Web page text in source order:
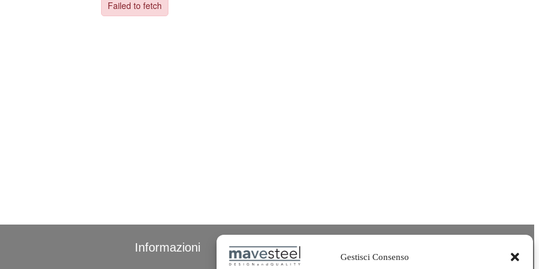
Gestisci Consenso
Informazioni